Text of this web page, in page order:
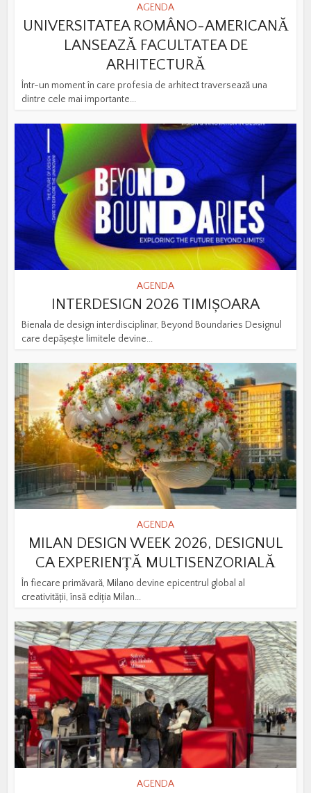
AGENDA
UNIVERSITATEA ROMÂNO-AMERICANĂ
LANSEAZĂ FACULTATEA DE
ARHITECTURĂ
Într-un moment în care profesia de arhitect traversează una
dintre cele mai importante...
AGENDA
INTERDESIGN 2026 TIMIȘOARA
Bienala de design interdisciplinar, Beyond Boundaries Designul
care depășește limitele devine...
AGENDA
MILAN DESIGN WEEK 2026, DESIGNUL
CA EXPERIENȚĂ MULTISENZORIALĂ
În fiecare primăvară, Milano devine epicentrul global al
creativității, însă ediția Milan...
AGENDA